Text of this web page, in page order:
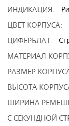
ИНДИКАЦИЯ:
ЦВЕТ КОРПУСА:
ЦИФЕРБЛАТ:
МАТЕРИАЛ
РАЗМЕР
ВЫСОТА
ШИРИНА
С СЕКУНДНОЙ